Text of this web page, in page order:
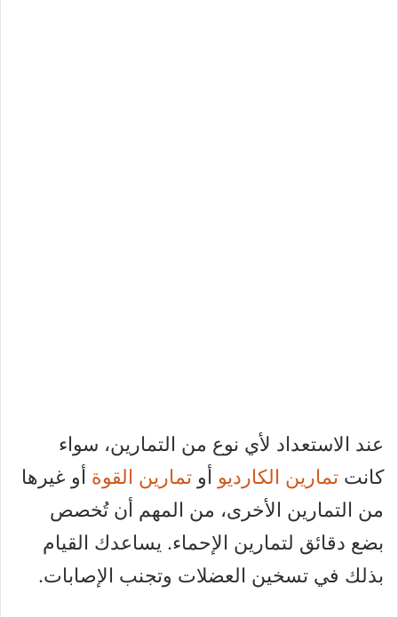
عند الاستعداد لأي نوع من التمارين، سواء
كانت تمارين الكارديو أو تمارين القوة أو غيرها
من التمارين الأخرى، من المهم أن تُخصص
بضع دقائق لتمارين الإحماء. يساعدك القيام
بذلك في تسخين العضلات وتجنب الإصابات.